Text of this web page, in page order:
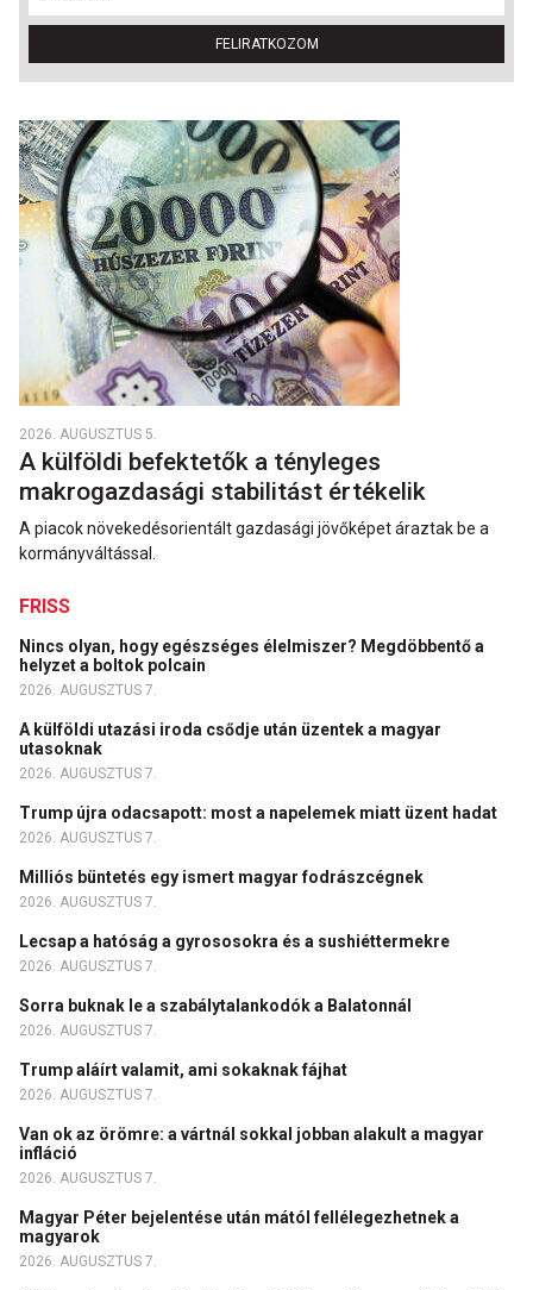
FELIRATKOZOM
2026. AUGUSZTUS 5.
A külföldi befektetők a tényleges
makrogazdasági stabilitást értékelik
A piacok növekedésorientált gazdasági jövőképet áraztak be a
kormányváltással.
FRISS
Nincs olyan, hogy egészséges élelmiszer? Megdöbbentő a
helyzet a boltok polcain
2026. AUGUSZTUS 7.
A külföldi utazási iroda csődje után üzentek a magyar
utasoknak
2026. AUGUSZTUS 7.
Trump újra odacsapott: most a napelemek miatt üzent hadat
2026. AUGUSZTUS 7.
Milliós büntetés egy ismert magyar fodrászcégnek
2026. AUGUSZTUS 7.
Lecsap a hatóság a gyrososokra és a sushiéttermekre
2026. AUGUSZTUS 7.
Sorra buknak le a szabálytalankodók a Balatonnál
2026. AUGUSZTUS 7.
Trump aláírt valamit, ami sokaknak fájhat
2026. AUGUSZTUS 7.
Van ok az örömre: a vártnál sokkal jobban alakult a magyar
infláció
2026. AUGUSZTUS 7.
Magyar Péter bejelentése után mától fellélegezhetnek a
magyarok
2026. AUGUSZTUS 7.